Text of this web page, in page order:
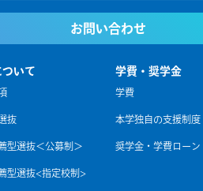
お問い合わせ
いて
抜
型選抜＜公募制＞
型選抜<指定校制>
学費・奨学金
学費
本学独自の支援制度
奨学金・学費ローン